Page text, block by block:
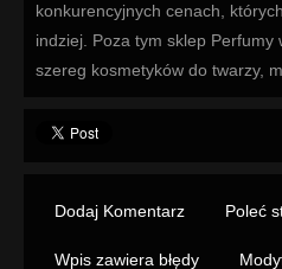
konkurencyjnych cenach,
indziej. Poza tym sklep Perfumy
szereg kosmetyków do twarzy,
Dodaj Komentarz Poleć
Wpis zawiera błędy